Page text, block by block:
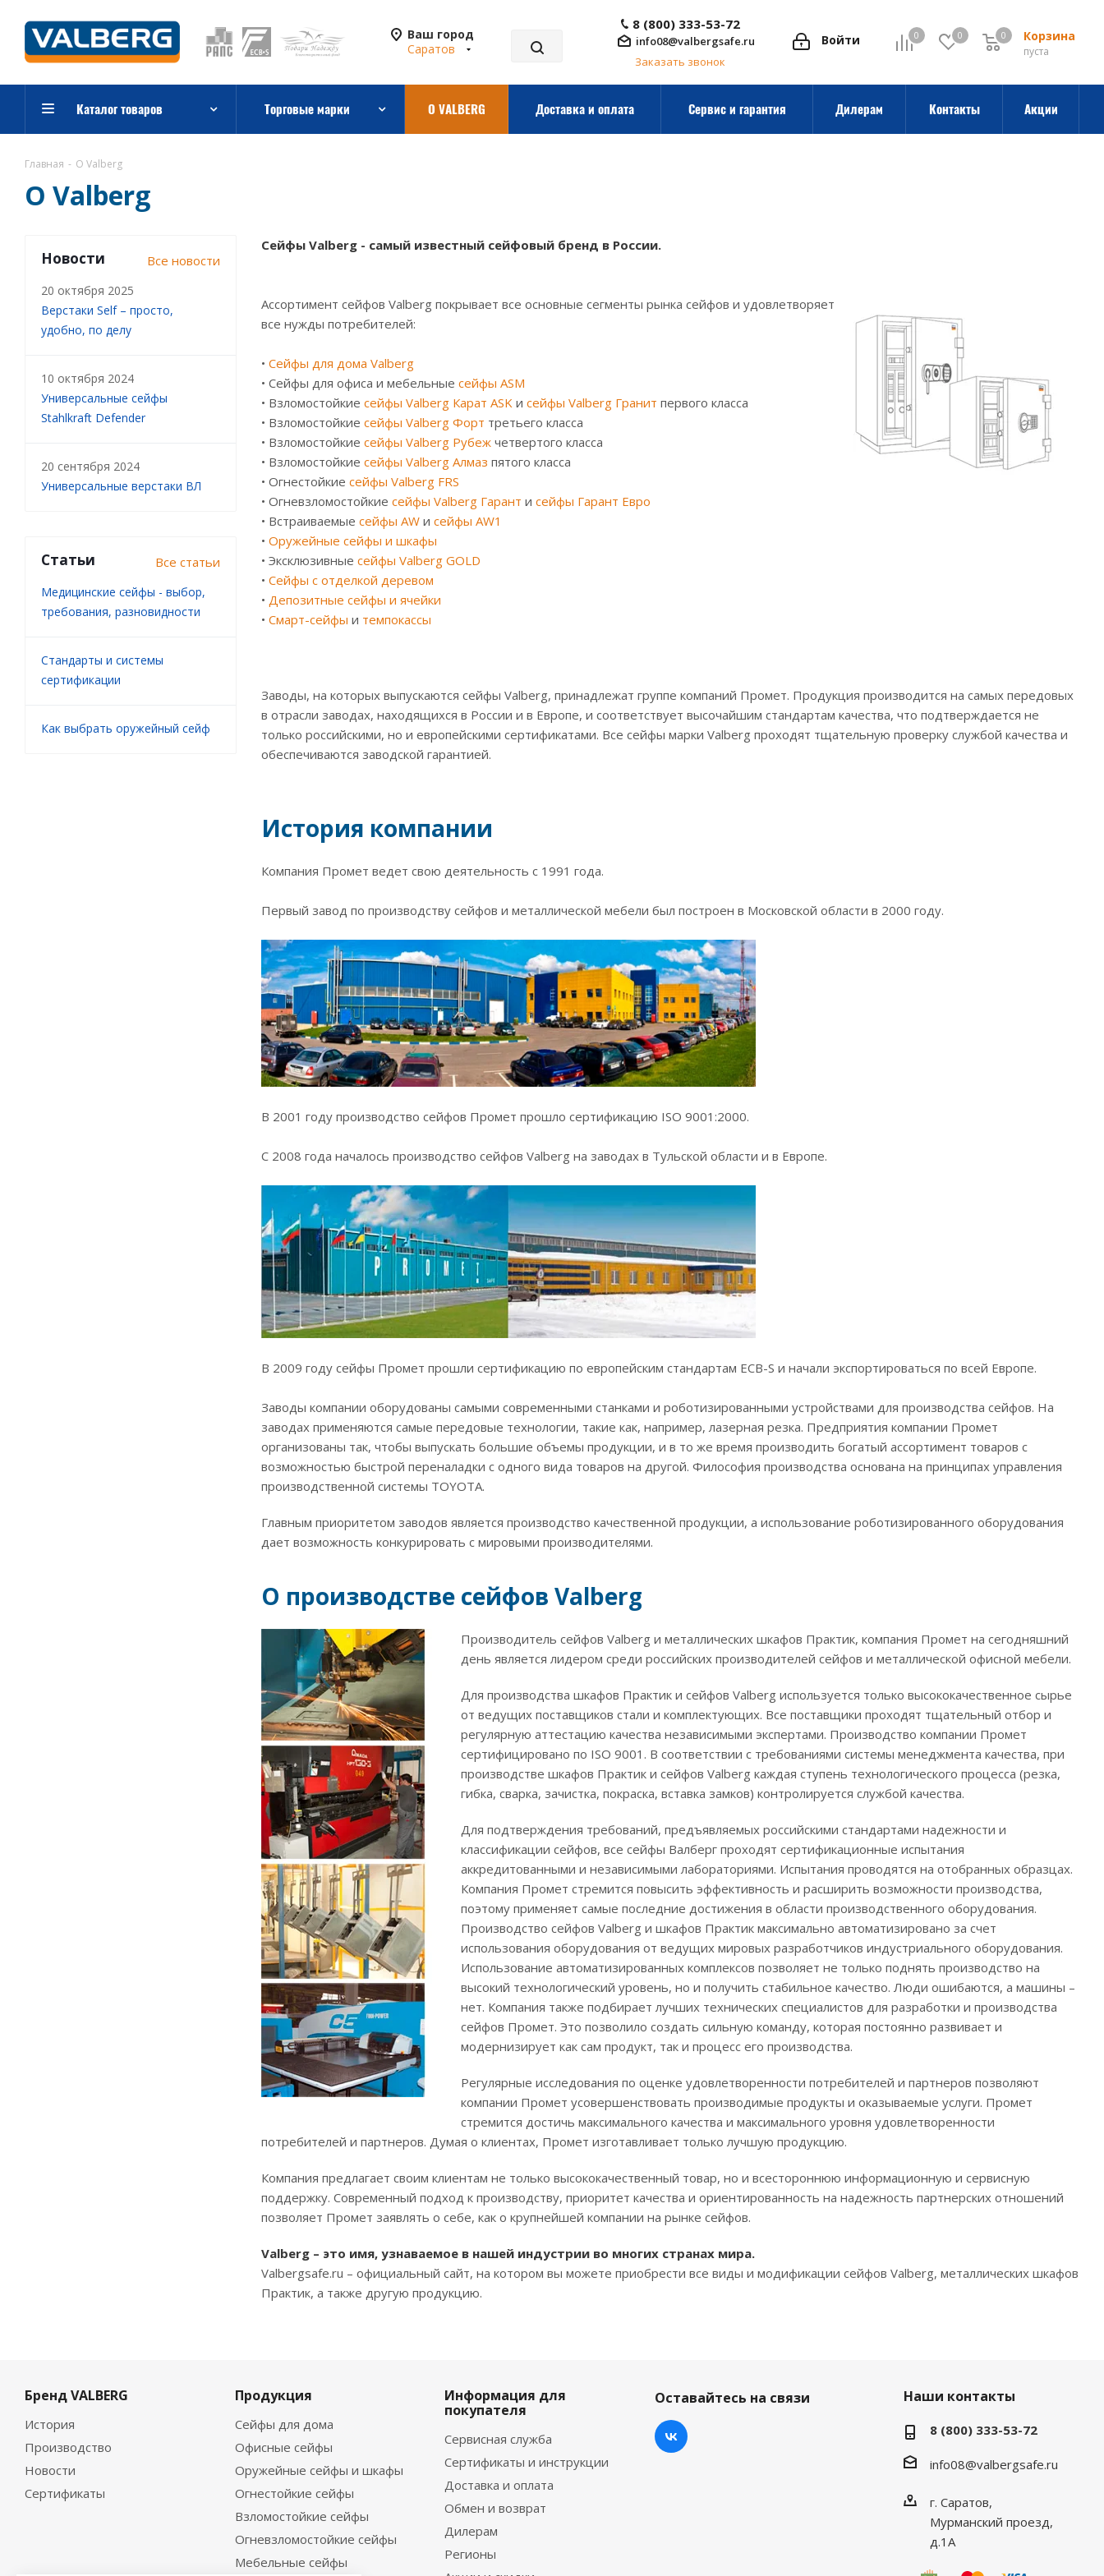
Ваш город
Саратов
0 0 Корзина
0
пуста
0
Войти
8 (800) 333-53-72
info08@valbergsafe.ru
Заказать звонок
Каталог товаров Торговые марки О VALBERG Доставка и оплата Сервис и гарантия Дилерам Контакты Акции
Главная - О Valberg
О Valberg
Сейфы Valberg - самый известный сейфовый бренд в России.
Ассортимент сейфов Valberg покрывает все основные сегменты рынка сейфов и удовлетворяет
все нужды потребителей:
• Сейфы для дома Valberg
• Сейфы для офиса и мебельные сейфы ASM
• Взломостойкие сейфы Valberg Карат ASK и сейфы Valberg Гранит первого класса
• Взломостойкие сейфы Valberg Форт третьего класса
• Взломостойкие сейфы Valberg Рубеж четвертого класса
• Взломостойкие сейфы Valberg Алмаз пятого класса
• Огнестойкие сейфы Valberg FRS
• Огневзломостойкие сейфы Valberg Гарант и сейфы Гарант Евро
• Встраиваемые сейфы AW и сейфы AW1
• Оружейные сейфы и шкафы
• Эксклюзивные сейфы Valberg GOLD
• Сейфы с отделкой деревом
• Депозитные сейфы и ячейки
• Смарт-сейфы и темпокассы
Заводы, на которых выпускаются сейфы Valberg, принадлежат группе компаний Промет. Продукция производится на самых передовых
в отрасли заводах, находящихся в России и в Европе, и соответствует высочайшим стандартам качества, что подтверждается не
только российскими, но и европейскими сертификатами. Все сейфы марки Valberg проходят тщательную проверку службой качества и
обеспечиваются заводской гарантией.
История компании
Компания Промет ведет свою деятельность с 1991 года.
Первый завод по производству сейфов и металлической мебели был построен в Московской области в 2000 году.
В 2001 году производство сейфов Промет прошло сертификацию ISO 9001:2000.
С 2008 года началось производство сейфов Valberg на заводах в Тульской области и в Европе.
В 2009 году сейфы Промет прошли сертификацию по европейским стандартам ECB-S и начали экспортироваться по всей Европе.
Заводы компании оборудованы самыми современными станками и роботизированными устройствами для производства сейфов. На
заводах применяются самые передовые технологии, такие как, например, лазерная резка. Предприятия компании Промет
организованы так, чтобы выпускать большие объемы продукции, и в то же время производить богатый ассортимент товаров с
возможностью быстрой переналадки с одного вида товаров на другой. Философия производства основана на принципах управления
производственной системы TOYOTA.
Главным приоритетом заводов является производство качественной продукции, а использование роботизированного оборудования
дает возможность конкурировать с мировыми производителями.
О производстве сейфов Valberg
Производитель сейфов Valberg и металлических шкафов Практик, компания Промет на сегодняшний
день является лидером среди российских производителей сейфов и металлической офисной мебели.
Для производства шкафов Практик и сейфов Valberg используется только высококачественное сырье
от ведущих поставщиков стали и комплектующих. Все поставщики проходят тщательный отбор и
регулярную аттестацию качества независимыми экспертами. Производство компании Промет
сертифицировано по ISO 9001. В соответствии с требованиями системы менеджмента качества, при
производстве шкафов Практик и сейфов Valberg каждая ступень технологического процесса (резка,
гибка, сварка, зачистка, покраска, вставка замков) контролируется службой качества.
Для подтверждения требований, предъявляемых российскими стандартами надежности и
классификации сейфов, все сейфы Валберг проходят сертификационные испытания
аккредитованными и независимыми лабораториями. Испытания проводятся на отобранных образцах.
Компания Промет стремится повысить эффективность и расширить возможности производства,
поэтому применяет самые последние достижения в области производственного оборудования.
Производство сейфов Valberg и шкафов Практик максимально автоматизировано за счет
использования оборудования от ведущих мировых разработчиков индустриального оборудования.
Использование автоматизированных комплексов позволяет не только поднять производство на
высокий технологический уровень, но и получить стабильное качество. Люди ошибаются, а машины –
нет. Компания также подбирает лучших технических специалистов для разработки и производства
сейфов Промет. Это позволило создать сильную команду, которая постоянно развивает и
модернизирует как сам продукт, так и процесс его производства.
Регулярные исследования по оценке удовлетворенности потребителей и партнеров позволяют
компании Промет усовершенствовать производимые продукты и оказываемые услуги. Промет
стремится достичь максимального качества и максимального уровня удовлетворенности
потребителей и партнеров. Думая о клиентах, Промет изготавливает только лучшую продукцию.
Компания предлагает своим клиентам не только высококачественный товар, но и всестороннюю информационную и сервисную
поддержку. Современный подход к производству, приоритет качества и ориентированность на надежность партнерских отношений
позволяет Промет заявлять о себе, как о крупнейшей компании на рынке сейфов.
Valberg – это имя, узнаваемое в нашей индустрии во многих странах мира.
Valbergsafe.ru – официальный сайт, на котором вы можете приобрести все виды и модификации сейфов Valberg, металлических шкафов
Практик, а также другую продукцию.
Новости Все новости
20 октября 2025
Верстаки Self – просто,
удобно, по делу
10 октября 2024
Универсальные сейфы
Stahlkraft Defender
20 сентября 2024
Универсальные верстаки ВЛ
Статьи Все статьи
Медицинские сейфы - выбор,
требования, разновидности
Стандарты и системы
сертификации
Как выбрать оружейный сейф
Бренд VALBERG
История
Производство
Новости
Сертификаты
Продукция
Сейфы для дома
Офисные сейфы
Оружейные сейфы и шкафы
Огнестойкие сейфы
Взломостойкие сейфы
Огневзломостойкие сейфы
Мебельные сейфы
Информация для
покупателя
Сервисная служба
Сертификаты и инструкции
Доставка и оплата
Обмен и возврат
Дилерам
Регионы
Оставайтесь на связи Наши контакты
8 (800) 333-53-72
info08@valbergsafe.ru
г. Саратов,
Мурманский проезд,
д.1А